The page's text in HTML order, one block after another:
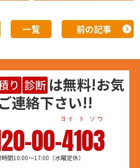
一覧 前の記事
り 診断 は無料!お気
連絡下さい!!
00-4103
ヨイ ト ソウ
間10:00～17:00（水曜定休）